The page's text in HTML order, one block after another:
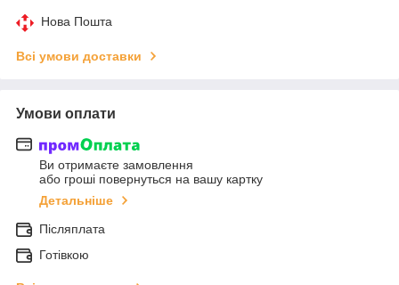
Нова Пошта
Всі умови доставки
Умови оплати
Ви отримаєте замовлення
або гроші повернуться на вашу картку
Детальніше
Післяплата
Готівкою